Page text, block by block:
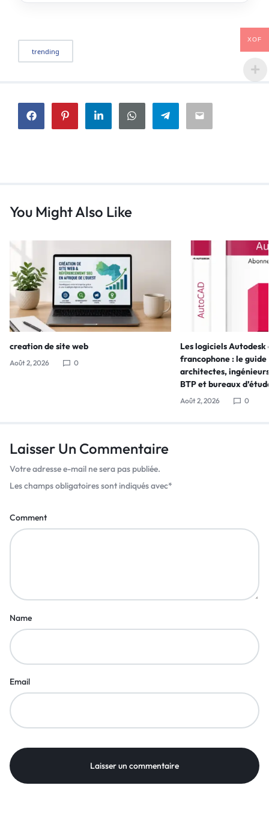
trending
You Might Also Like
creation de site web
Août 2, 2026 0
Les logiciels
francophone : le
architectes,
BTP et bureaux
Août 2, 2026 0
Laisser Un Commentaire
Votre adresse e-mail ne sera pas publiée.
Les champs obligatoires sont indiqués avec*
Comment
Name
Email
XOF